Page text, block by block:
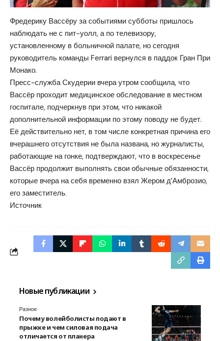
Фредерику Вассёру за событиями субботы пришлось
наблюдать не с пит-уолл, а по телевизору,
установленному в больничной палате, но сегодня
руководитель команды Ferrari вернулся в паддок Гран При
Монако.
Пресс-служба Скудерии вчера утром сообщила, что
Вассёр проходит медицинское обследование в местном
госпитале, подчеркнув при этом, что никакой
дополнительной информации по этому поводу не будет.
Её действительно нет, в том числе конкретная причина его
вчерашнего отсутствия не была названа, но журналисты,
работающие на гонке, подтверждают, что в воскресенье
Вассёр продолжит выполнять свои обычные обязанности,
которые вчера на себя временно взял Жером д’Амброзио,
его заместитель.
Источник
Новые публикации
Разное
Почему волейболисты подают в
прыжке и чем силовая подача
отличается от планера